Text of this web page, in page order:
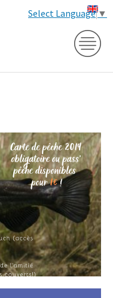
Select Language▼